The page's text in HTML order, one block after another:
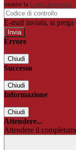
tramite la Login Spaggiari
E-mail inviata, si prega
Errore
Chiudi
Successo
Chiudi
Informazione
Chiudi
Attendere...
Attendere il